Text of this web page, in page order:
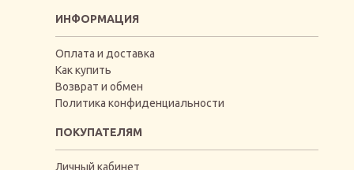
ИНФОРМАЦИЯ
Оплата и доставка
Как купить
Возврат и обмен
Политика конфиденциальности
ПОКУПАТЕЛЯМ
Личный кабинет